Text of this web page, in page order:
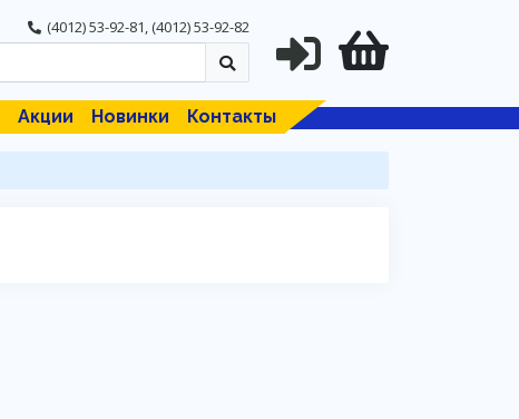
(4012) 53-92-81,(4012) 53-92-82
Акции Новинки Контакты